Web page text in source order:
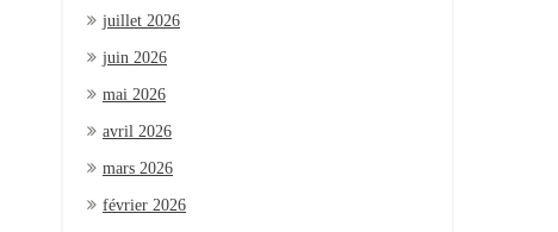
juillet 2026
juin 2026
mai 2026
avril 2026
mars 2026
février 2026